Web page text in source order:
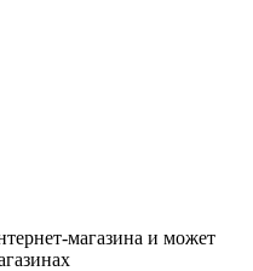
магазина и может